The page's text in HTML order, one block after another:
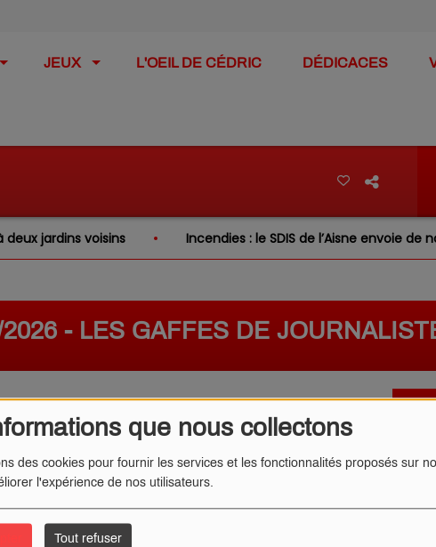
que nous collectons
des cookies pour fournir les services et les fonctionnalités proposés sur
l'expérience de nos utilisateurs.
Tout refuser
JEUX L'OEIL DE CÉDRIC DÉDICACES
jardins voisins Incendies : le SDIS de l’Aisne envoie de
- LES GAFFES DE